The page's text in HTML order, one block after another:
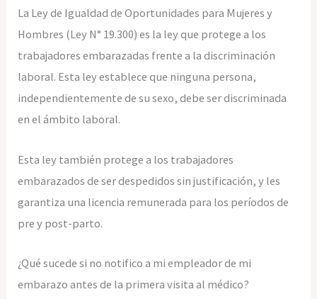
La Ley de Igualdad de Oportunidades para Mujeres y
Hombres (Ley N° 19.300) es la ley que protege a los
trabajadores embarazadas frente a la discriminación
laboral. Esta ley establece que ninguna persona,
independientemente de su sexo, debe ser discriminada
en el ámbito laboral.
Esta ley también protege a los trabajadores
embarazados de ser despedidos sin justificación, y les
garantiza una licencia remunerada para los períodos de
pre y post-parto.
¿Qué sucede si no notifico a mi empleador de mi
embarazo antes de la primera visita al médico?